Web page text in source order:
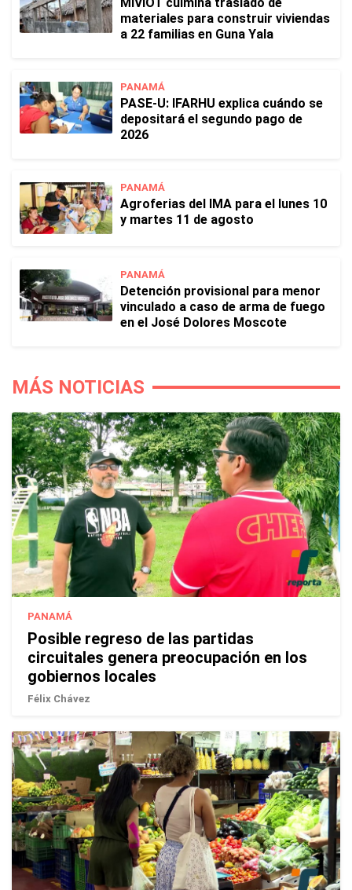
materiales para construir viviendas
a 22 familias en Guna Yala
PANAMÁ
PASE-U: IFARHU explica cuándo se
depositará el segundo pago de
2026
PANAMÁ
Agroferias del IMA para el lunes 10
y martes 11 de agosto
PANAMÁ
Detención provisional para menor
vinculado a caso de arma de fuego
en el José Dolores Moscote
MÁS NOTICIAS
PANAMÁ
Posible regreso de las partidas
circuitales genera preocupación en los
gobiernos locales
Félix Chávez